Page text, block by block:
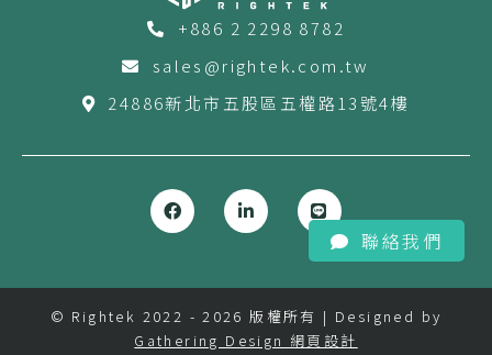
聯絡我們
+886 2 2298 8782
sales@rightek.com.tw
24886新北市五股區五權路13號4樓
© Rightek 2022 - 2026 版權所有 | Designed by
Gathering Design 網頁設計